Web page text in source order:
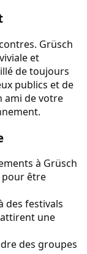
Grüsch
et
de toujours
publics et de
ami de votre
à Grüsch
pour être
des festivals
une
des groupes